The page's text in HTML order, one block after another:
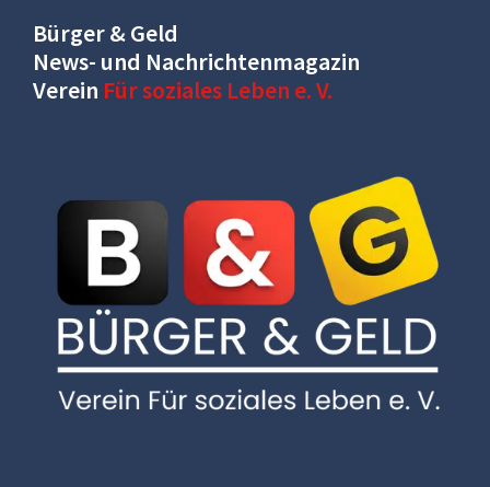
Bürger & Geld
News- und Nachrichtenmagazin
Verein Für soziales Leben e. V.